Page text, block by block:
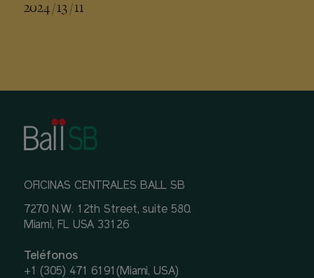
2024 / 13 / 11
OFICINAS CENTRALES BALL SB
7270 N.W. 12th Street, suite 580.
Miami, FL USA 33126
Teléfonos
+1 (305) 471 6191(Miami, USA)